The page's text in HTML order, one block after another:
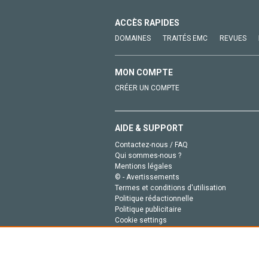
ACCÈS RAPIDES
DOMAINES TRAITÉS EMC REVUES
MON COMPTE
CRÉER UN COMPTE
AIDE & SUPPORT
Contactez-nous / FAQ
Qui sommes-nous ?
Mentions légales
© - Avertissements
Termes et conditions d'utilisation
Politique rédactionnelle
Politique publicitaire
Cookie settings